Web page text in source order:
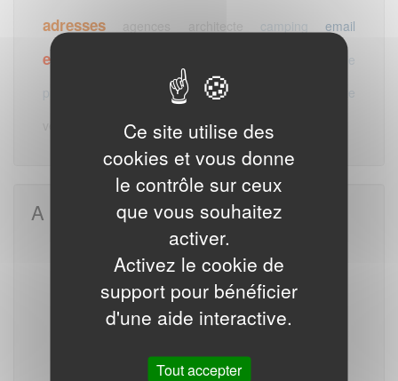
adresses camping email
emails
mairie
pharmacie
profession restaurant
retraite
vigneron
A la une
E-mails des entreprises du BTP
Ce site utilise des
cookies et vous donne
le contrôle sur ceux
que vous souhaitez
activer.
Activez le cookie de
support pour bénéficier
d'une aide interactive.
Tout accepter